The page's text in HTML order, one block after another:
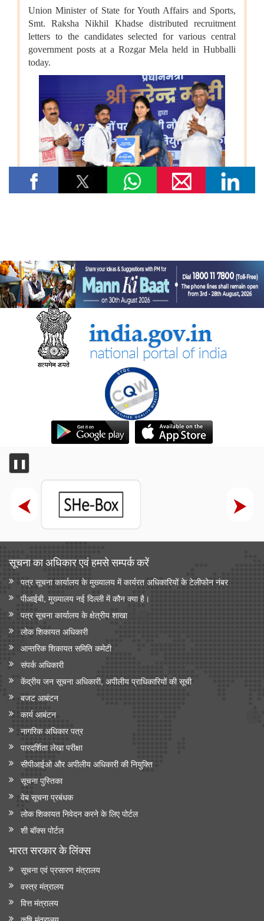
❚❚
सूचना का अधिकार एवं हमसे सम्‍पर्क करें
पत्र सूचना कार्यालय के मुख्यालय में कार्यरत अधिकारियों के टेलीफोन नंबर
पीआईबी, मुख्यालय नई दिल्ली में कौन क्या है।
पत्र सूचना कार्यालय के क्षेत्रीय शाखा
लोक शिकायत अधिकारी
आन्‍तरिक शिकायत समिति कमेटी
संपर्क अधिकारी
केंद्रीय जन सूचना अधिकारी, अपीलीय प्राधिकारियों की सूची
बजट आबंटन
कार्य आबंटन
नागरिक अधिकार पत्र
पारदर्शिता लेखा परीक्षा
सीपीआईओ और अपी‍लीय अधिकारी की नियुक्ति
सूचना पुस्तिका
वेब सूचना प्रबंधक
लोक शिकायत निवेदन करने के लिए पोर्टल
शी बॉक्स पोर्टल
भारत सरकार के लिंक्‍स
सूचना एवं प्रसारण मंत्रालय
वस्त्र मंत्रालय
वित्त मंत्रालय